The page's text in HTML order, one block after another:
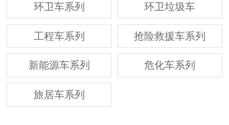
环卫车系列 环卫垃圾车
工程车系列 抢险救援车系列
新能源车系列 危化车系列
旅居车系列